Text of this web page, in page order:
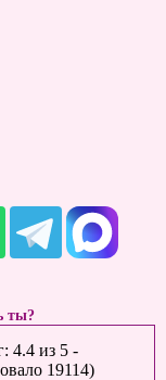
ты?
4.4из 5-
19114)